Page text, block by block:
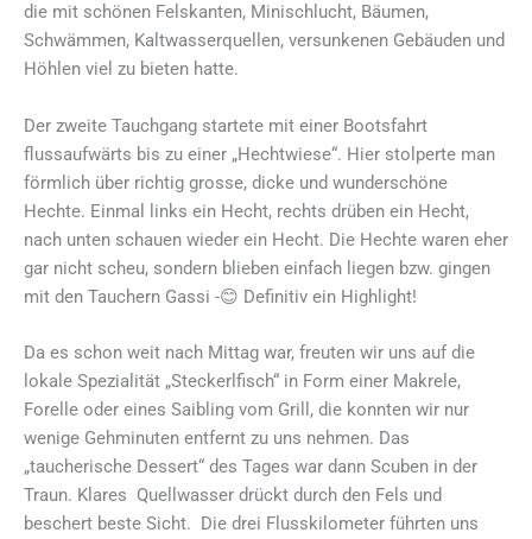
die mit schönen Felskanten, Minischlucht, Bäumen,
Schwämmen, Kaltwasserquellen, versunkenen Gebäuden und
Höhlen viel zu bieten hatte.
Der zweite Tauchgang startete mit einer Bootsfahrt
flussaufwärts bis zu einer „Hechtwiese“. Hier stolperte man
förmlich über richtig grosse, dicke und wunderschöne
Hechte. Einmal links ein Hecht, rechts drüben ein Hecht,
nach unten schauen wieder ein Hecht. Die Hechte waren eher
gar nicht scheu, sondern blieben einfach liegen bzw. gingen
mit den Tauchern Gassi -😊 Definitiv ein Highlight!
Da es schon weit nach Mittag war, freuten wir uns auf die
lokale Spezialität „Steckerlfisch“ in Form einer Makrele,
Forelle oder eines Saibling vom Grill, die konnten wir nur
wenige Gehminuten entfernt zu uns nehmen. Das
„taucherische Dessert“ des Tages war dann Scuben in der
Traun. Klares Quellwasser drückt durch den Fels und
beschert beste Sicht. Die drei Flusskilometer führten uns